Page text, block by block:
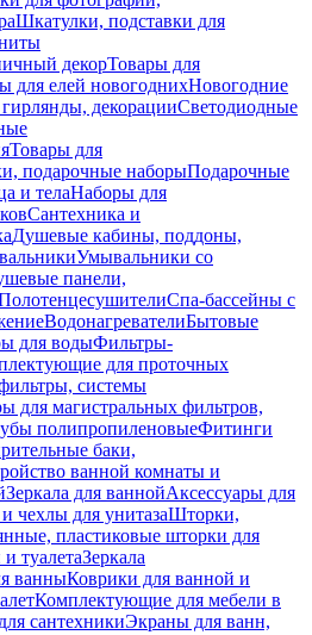
Шкатулки, подставки для
декорТовары для
для елей новогоднихНовогодние
декорацииСветодиодные
Товары для
подарочные наборыПодарочные
и телаНаборы для
Сантехника и
Душевые кабины, поддоны,
Умывальники со
панели,
Спа-бассейны с
ВодонагревателиБытовые
для водыФильтры-
для проточных
системы
для магистральных фильтров,
полипропиленовыеФитинги
баки,
ванной комнаты и
Зеркала для ваннойАксессуары для
чехлы для унитазаШторки,
пластиковые шторки для
туалетаЗеркала
ванныКоврики для ванной и
Комплектующие для мебели в
сантехникиЭкраны для ванн,